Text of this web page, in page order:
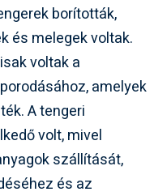
borították,
és melegek voltak.
voltak a
amelyek
A tengeri
volt, mivel
szállítását,
és az